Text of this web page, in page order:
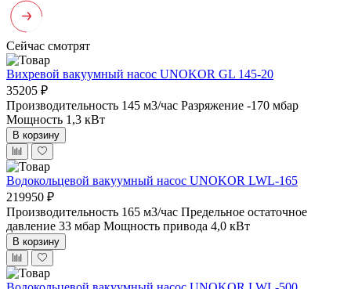
Сейчас смотрят
Вихревой вакуумный насос UNOKOR GL 145-20
35205 ₽
Производительность 145 м3/час Разряжение -170 мбар
Мощность 1,3 кВт
В корзину
Водокольцевой вакуумный насос UNOKOR LWL-165
219950 ₽
Производительность 165 м3/час Предельное остаточное
давление 33 мбар Мощность привода 4,0 кВт
В корзину